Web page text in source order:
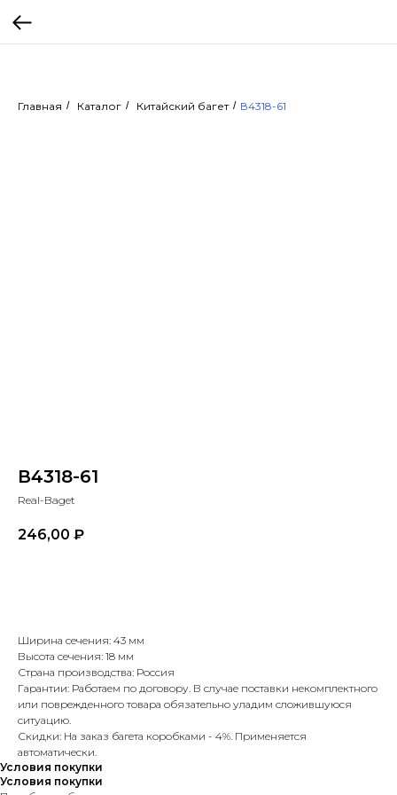
Главная / Каталог / Китайский багет / В4318-61
В4318-61
Real-Baget
246,00 ₽
Ширина сечения: 43 мм
Высота сечения: 18 мм
Страна производства: Россия
Гарантии: Работаем по договору. В случае поставки некомплектного
или поврежденного товара обязательно уладим сложившуюся
ситуацию.
Скидки: На заказ багета коробками - 4%. Применяется
автоматически.
Условия покупки
Условия покупки